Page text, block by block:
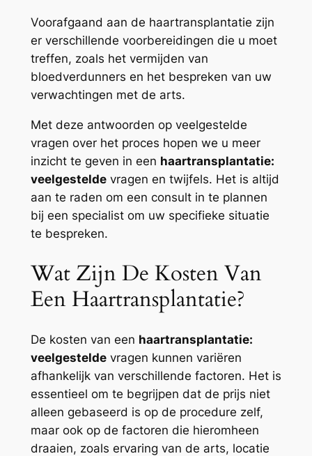
Voorafgaand aan de haartransplantatie zijn
er verschillende voorbereidingen die u moet
treffen, zoals het vermijden van
bloedverdunners en het bespreken van uw
verwachtingen met de arts.
Met deze antwoorden op veelgestelde
vragen over het proces hopen we u meer
inzicht te geven in een haartransplantatie:
veelgesteldevragen en twijfels. Het is altijd
aan te raden om een consult in te plannen
bij een specialist om uw specifieke situatie
te bespreken.
Wat Zijn De Kosten Van
Een Haartransplantatie?
De kosten van een haartransplantatie:
veelgesteldevragen kunnen variëren
afhankelijk van verschillende factoren. Het is
essentieel om te begrijpen dat de prijs niet
alleen gebaseerd is op de procedure zelf,
maar ook op de factoren die hieromheen
draaien, zoals ervaring van de arts, locatie